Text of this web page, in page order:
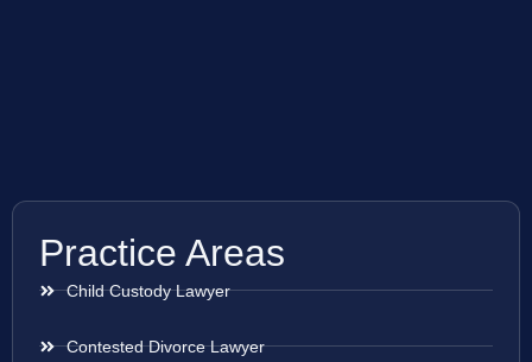
Practice Areas
Child Custody Lawyer
Contested Divorce Lawyer